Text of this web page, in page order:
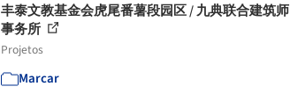
丰泰文教基金会虎尾番薯段园区 / 九典联合建筑师
事务所
Projetos
Marcar